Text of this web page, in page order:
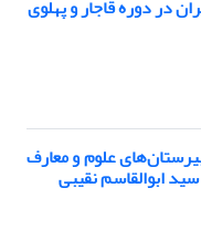
در دوره قاجار و پهلوی
علوم و معارف
ابوالقاسم نقیبی